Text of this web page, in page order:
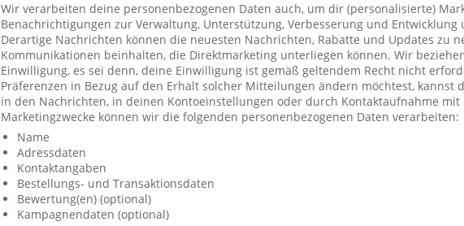
Wir verarbeiten deine personenbezogenen Daten auch, um dir (personalisierte)
Benachrichtigungen zur Verwaltung, Unterstützung, Verbesserung und Entwicklung
Derartige Nachrichten können die neuesten Nachrichten, Rabatte und Updates zu
Kommunikationen beinhalten, die Direktmarketing unterliegen können. Wir
Einwilligung, es sei denn, deine Einwilligung ist gemäß geltendem Recht nicht
Präferenzen in Bezug auf den Erhalt solcher Mitteilungen ändern möchtest, kannst
in den Nachrichten, in deinen Kontoeinstellungen oder durch Kontaktaufnahme mit
Marketingzwecke können wir die folgenden personenbezogenen Daten verarbeiten:
Name
Adressdaten
Kontaktangaben
Bestellungs- und Transaktionsdaten
Bewertung(en) (optional)
Kampagnendaten (optional)